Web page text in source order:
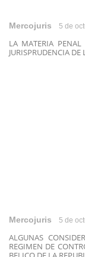
Mercojuris 5 de
LA MATERIA
JURISPRUDENCIA
Mercojuris 5 de
ALGUNAS
REGIMEN DE